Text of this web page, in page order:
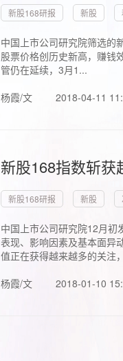
新股168研报 新股
中国上市公司研究院筛选的
股票价格创历史新高，赚钱
管仍在延续，3月1...
杨霞/文
2018-04-11
新股168指数斩
新股168研报 新股
中国上市公司研究院12月初
表现、影响因素及基本面异
值正在获得越来越多的关注
杨霞/文
2018-01-10